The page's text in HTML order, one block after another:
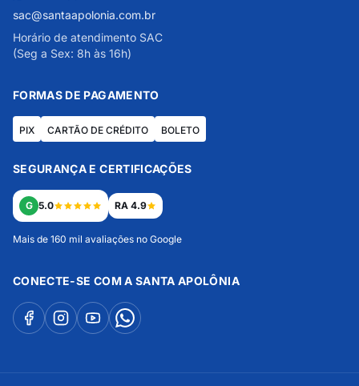
sac@santaapolonia.com.br
Horário de atendimento SAC
(Seg a Sex: 8h às 16h)
FORMAS DE PAGAMENTO
PIX CARTÃO DE CRÉDITO BOLETO
SEGURANÇA E CERTIFICAÇÕES
G 5.0 RA 4.9
Mais de 160 mil avaliações no Google
CONECTE-SE COM A SANTA APOLÔNIA